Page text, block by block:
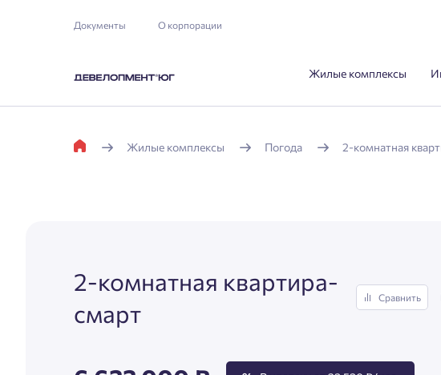
Документы О корпорации
Жилые комплексы
Жилые комплексы Погода 2-комнатная
2-комнатная квартира-
смарт
Сравнить